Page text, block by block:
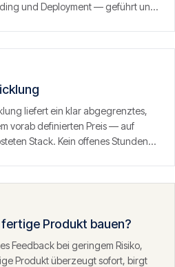
und Deployment — geführt und
liefert ein klar abgegrenztes,
vorab definierten Preis — auf
Stack. Kein offenes Stunden-
Produkt bauen?
Feedback bei geringem Risiko,
Produkt überzeugt sofort, birgt